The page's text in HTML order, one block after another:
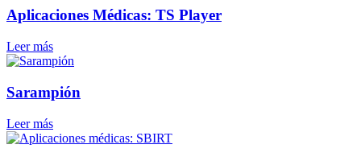
Aplicaciones Médicas: TS Player
Leer más
Sarampión
Leer más